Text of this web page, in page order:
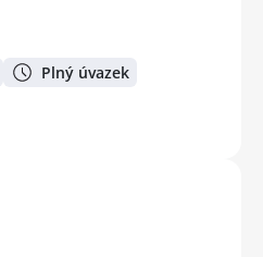
Plný úvazek